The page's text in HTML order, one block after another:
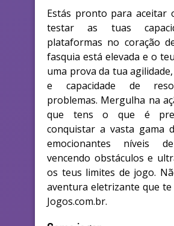
Estás pronto para aceitar
testar as tuas
plataformas no coração
fasquia está elevada e o
uma prova da tua
e capacidade de
problemas. Mergulha na
que tens o que é
conquistar a vasta gama
emocionantes níveis
vencendo obstáculos e
os teus limites de jogo.
aventura eletrizante que te
Jogos.com.br.